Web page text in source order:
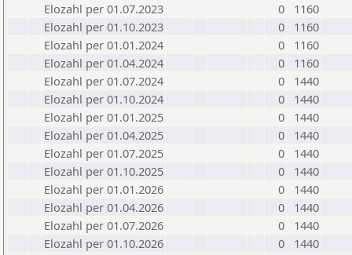
Elozahl per 01.07.2023
0
1160
Elozahl per 01.10.2023
0
1160
Elozahl per 01.01.2024
0
1160
Elozahl per 01.04.2024
0
1160
Elozahl per 01.07.2024
0
1440
Elozahl per 01.10.2024
0
1440
Elozahl per 01.01.2025
0
1440
Elozahl per 01.04.2025
0
1440
Elozahl per 01.07.2025
0
1440
Elozahl per 01.10.2025
0
1440
Elozahl per 01.01.2026
0
1440
Elozahl per 01.04.2026
0
1440
Elozahl per 01.07.2026
0
1440
Elozahl per 01.10.2026
0 1440